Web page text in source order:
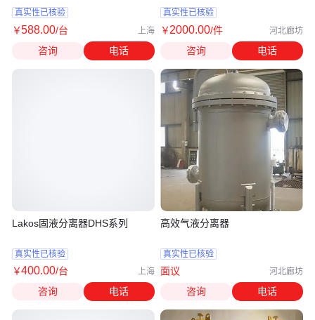
真实性已核验
￥588.00/台 上海
咨询 电话
Lakos固液分离器DHS系列
真实性已核验
￥400.00/台 上海
咨询 电话
真实性已核验
￥2000.00/件 河北廊坊
咨询 电话
高效气液分离器
真实性已核验
面议 河北廊坊
咨询 电话